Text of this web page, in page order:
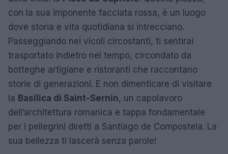
con la sua imponente facciata rossa, è un luogo
dove storia e vita quotidiana si intrecciano.
Passeggiando nei vicoli circostanti, ti sentirai
trasportato indietro nel tempo, circondato da
botteghe artigiane e ristoranti che raccontano
storie di generazioni. E non dimenticare di visitare
la Basilica di Saint-Sernin, un capolavoro
dell’architettura romanica e tappa fondamentale
per i pellegrini diretti a Santiago de Compostela. La
sua bellezza ti lascerà senza parole!